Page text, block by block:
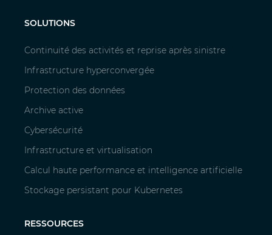
SOLUTIONS
Continuité des activités et reprise après sinistre
Infrastructure hyperconvergée
Protection des données
Archive active
Cybersécurité
Infrastructure et virtualisation
Calcul haute performance et intelligence artificielle
Stockage persistant pour Kubernetes
RESSOURCES